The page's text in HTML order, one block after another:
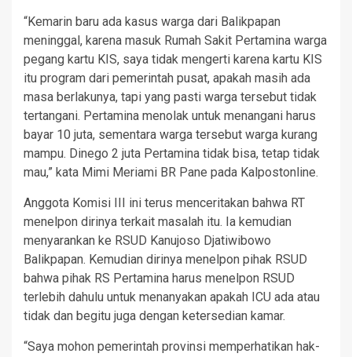
“Kemarin baru ada kasus warga dari Balikpapan
meninggal, karena masuk Rumah Sakit Pertamina warga
pegang kartu KIS, saya tidak mengerti karena kartu KIS
itu program dari pemerintah pusat, apakah masih ada
masa berlakunya, tapi yang pasti warga tersebut tidak
tertangani. Pertamina menolak untuk menangani harus
bayar 10 juta, sementara warga tersebut warga kurang
mampu. Dinego 2 juta Pertamina tidak bisa, tetap tidak
mau,” kata Mimi Meriami BR Pane pada Kalpostonline.
Anggota Komisi III ini terus menceritakan bahwa RT
menelpon dirinya terkait masalah itu. Ia kemudian
menyarankan ke RSUD Kanujoso Djatiwibowo
Balikpapan. Kemudian dirinya menelpon pihak RSUD
bahwa pihak RS Pertamina harus menelpon RSUD
terlebih dahulu untuk menanyakan apakah ICU ada atau
tidak dan begitu juga dengan ketersedian kamar.
“Saya mohon pemerintah provinsi memperhatikan hak-